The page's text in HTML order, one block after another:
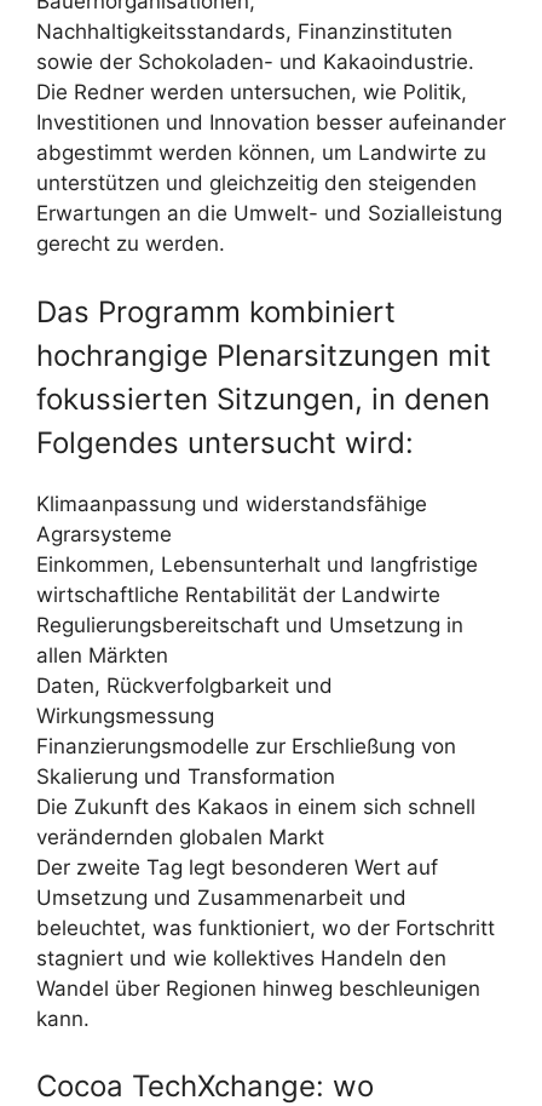
Nachhaltigkeitsstandards, Finanzinstituten
sowie der Schokoladen- und Kakaoindustrie.
Die Redner werden untersuchen, wie Politik,
Investitionen und Innovation besser aufeinander
abgestimmt werden können, um Landwirte zu
unterstützen und gleichzeitig den steigenden
Erwartungen an die Umwelt- und Sozialleistung
gerecht zu werden.
Das Programm kombiniert
hochrangige Plenarsitzungen mit
fokussierten Sitzungen, in denen
Folgendes untersucht wird:
Klimaanpassung und widerstandsfähige
Agrarsysteme
Einkommen, Lebensunterhalt und langfristige
wirtschaftliche Rentabilität der Landwirte
Regulierungsbereitschaft und Umsetzung in
allen Märkten
Daten, Rückverfolgbarkeit und
Wirkungsmessung
Finanzierungsmodelle zur Erschließung von
Skalierung und Transformation
Die Zukunft des Kakaos in einem sich schnell
verändernden globalen Markt
Der zweite Tag legt besonderen Wert auf
Umsetzung und Zusammenarbeit und
beleuchtet, was funktioniert, wo der Fortschritt
stagniert und wie kollektives Handeln den
Wandel über Regionen hinweg beschleunigen
kann.
Cocoa TechXchange: wo